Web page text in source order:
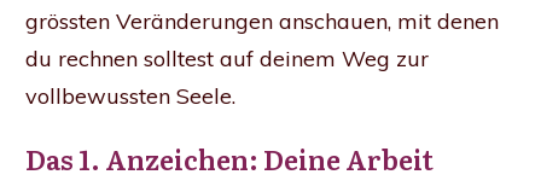
grössten Veränderungen anschauen, mit denen
du rechnen solltest auf deinem Weg zur
vollbewussten Seele.
Das 1. Anzeichen: Deine Arbeit